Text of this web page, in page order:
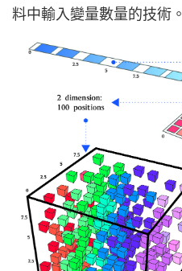
料中輸入變量數量的技術。